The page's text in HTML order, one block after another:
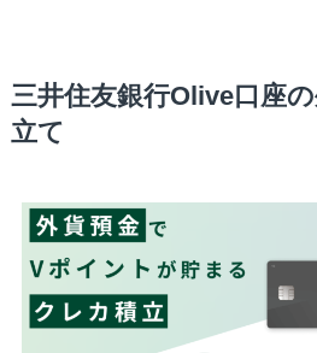
三井住友銀行Olive口座
立て